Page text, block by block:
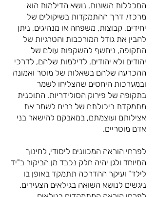
המכללות השונות, נושא הדילמות הוא
מרכזי. דרך ההתמקדות בשיקולים של
יחידים, קבוצות, משפחה או מנהיגים, ניתן
להבין את גודל המורכבות והטרגיות של
התקופה, ניחשף להשקפות עולם של
יהודים ולא יהודים, לדילמות שלהם, לדרכי
ההכרעה שלהם בשאלות של מוסר ואמונה
ובמערכות היחסים שהצליחו לשמר
בתקופה של פירוק הסולידריות. התוכנית
מתמקדת ביכולתם של רבים לשמר את
אצילותם ועוצמתם, במאבקם להישאר בני
אדם מוסריים.
לפרחי הוראה המכוונים ליסודי, לחינוך
המיוחד ולגן יהיה חלק נכבד מן הביקור ב"יד
לילד" ועיקר ההדרכה תתמקד באופן בו
ניגשים לנושא השואה בגילאים הצעירים.